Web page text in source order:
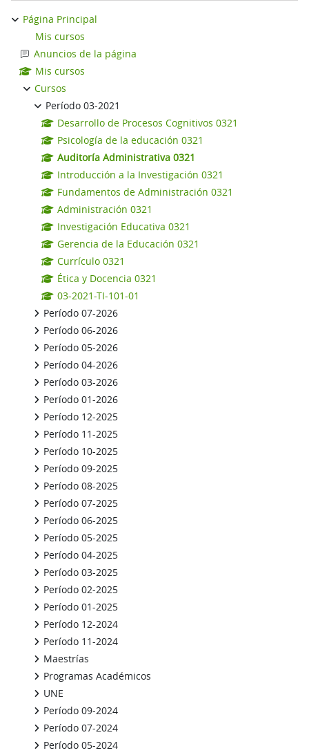
Página Principal
Mis cursos
Anuncios de la página
Mis cursos
Cursos
Período 03-2021
Desarrollo de Procesos Cognitivos 0321
Psicología de la educación 0321
Auditoría Administrativa 0321
Introducción a la Investigación 0321
Fundamentos de Administración 0321
Administración 0321
Investigación Educativa 0321
Gerencia de la Educación 0321
Currículo 0321
Ética y Docencia 0321
03-2021-TI-101-01
Período 07-2026
Período 06-2026
Período 05-2026
Período 04-2026
Período 03-2026
Período 01-2026
Período 12-2025
Período 11-2025
Período 10-2025
Período 09-2025
Período 08-2025
Período 07-2025
Período 06-2025
Período 05-2025
Período 04-2025
Período 03-2025
Período 02-2025
Período 01-2025
Período 12-2024
Período 11-2024
Maestrías
Programas Académicos
UNE
Período 09-2024
Período 07-2024
Período 05-2024